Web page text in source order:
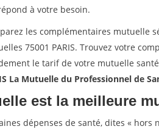
à votre besoin.
les complémentaires mutuelle
75001 PARIS. Trouvez votre
le tarif de votre mutuelle
La Mutuelle du Professionnel de
est la meilleure
dépenses de santé, dites «